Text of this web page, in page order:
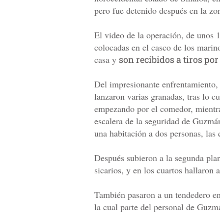
pero fue detenido después en la
El video de la operación, de unos
colocadas en el casco de los
casa y son recibidos a tiros
Del impresionante
lanzaron varias granadas, tras lo
empezando por el comedor,
escalera de la seguridad de
una habitación a dos personas,
Después subieron a la segunda
sicarios, y en los cuartos hallaron
También pasaron a un tendedero
la cual parte del personal de